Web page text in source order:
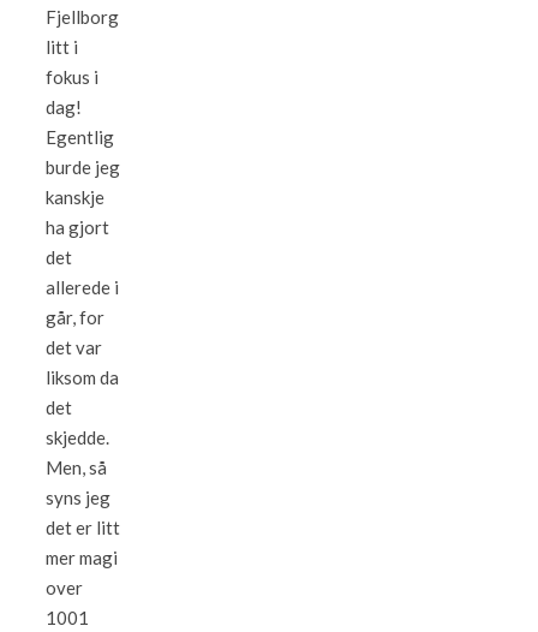
Fjellborg
litt i
fokus i
dag!
Egentlig
burde jeg
kanskje
ha gjort
det
allerede i
går, for
det var
liksom da
det
skjedde.
Men, så
syns jeg
det er litt
mer magi
over
1001